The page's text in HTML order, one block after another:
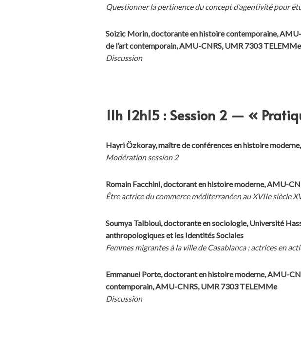
Questionner la pertinence du concept d’agentivité pour
Soizic Morin, doctorante en histoire contemporaine,
de l’art contemporain, AMU-CNRS, UMR 7303 TELEMMe
Discussion
11h 12h15 : Session 2 — «
Hayri Özkoray, maître de conférences en histoire
Modération session 2
Romain Facchini, doctorant en histoire moderne, AMU-
Être actrice du commerce méditerranéen au XVIIe siècle
Soumya Talbioui, doctorante en sociologie, Université
anthropologiques et les Identités Sociales
Femmes migrantes à la ville de Casablanca : actrices en
Emmanuel Porte, doctorant en histoire moderne, AMU-
contemporain, AMU-CNRS, UMR 7303 TELEMMe
Discussion